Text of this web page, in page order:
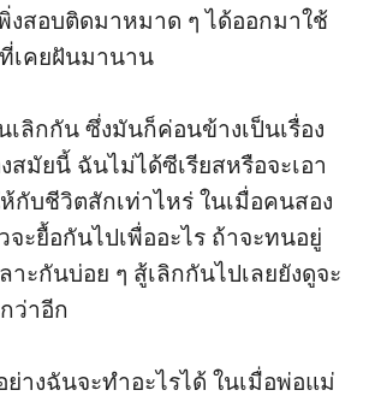
งสอบติดมาหมาด ๆ ได้ออกมาใช้
เคยฝันมานาน
ลิกกัน ซึ่งมันก็ค่อนข้างเป็นเรื่อง
สมัยนี้ ฉันไม่ได้ซีเรียสหรือจะเอา
กับชีวิตสักเท่าไหร่ ในเมื่อคนสอง
ะยื้อกันไปเพื่ออะไร ถ้าจะทนอยู่
าะกันบ่อย ๆ สู้เลิกกันไปเลยยังดูจะ
ว่าอีก
างฉันจะทำอะไรได้ ในเมื่อพ่อแม่